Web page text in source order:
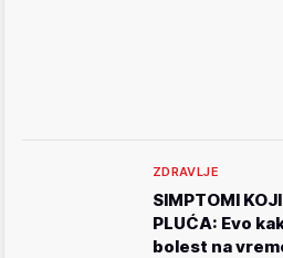
ZDRAVLJE
SIMPTOMI
PLUĆA: Evo
bolest na